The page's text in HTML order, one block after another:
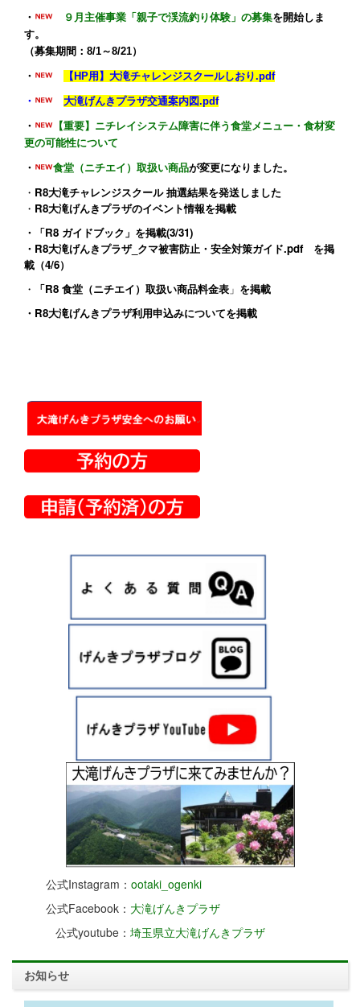
・ ９月主催事業「親子で渓流釣り体験」の募集を開始しま
す。
（募集期間：8/1～8/21）
・ 【HP用】大滝チャレンジスクールしおり.pdf
・ 大滝げんきプラザ交通案内図.pdf
・
【重要】ニチレイシステム障害に伴う食堂メニュー・食材変
更の可能性について
・ 食堂（ニチエイ）取扱い商品が変更になりました。
・ R8大滝チャレンジスクール 抽選結果を発送しました
・ R8大滝げんきプラザのイベント情報を掲載
・ 「R8 ガイドブック」 を掲載(3/31)
・ R8大滝げんきプラザ_クマ被害防止・安全対策ガイド.pdfを掲
載（4/6）
・
「R8 食堂（ニチエイ）取扱い商品料金表 」 を掲載
・ R8大滝げんきプラザ利用申込みについてを掲載
公式Instagram： ootaki_ogenki
公式Facebook： 大滝げんきプラザ
公式youtube： 埼玉県立大滝げんきプラザ
お知らせ